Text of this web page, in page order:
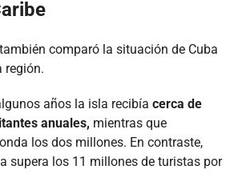
comparó la situación de Cuba
región.
años la isla recibía cerca de
anuales, mientras que
los dos millones. En contraste,
supera los 11 millones de turistas por